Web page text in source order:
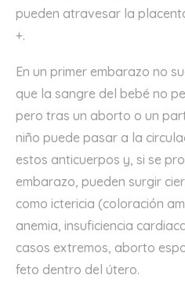
pueden atravesar la
+.
En un primer embarazo no
que la sangre del bebé no
pero tras un aborto o un
niño puede pasar a la
estos anticuerpos y, si se
embarazo, pueden surgir
como ictericia (coloración
anemia, insuficiencia
casos extremos, aborto
feto dentro del útero.